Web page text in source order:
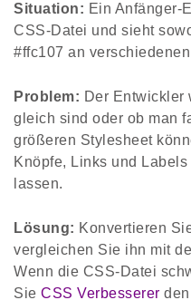
Situation: Ein Anfänger-
CSS-Datei und sieht
#ffc107 an
Problem: Der Entwickler
gleich sind oder ob man
größeren Stylesheet
Knöpfe, Links und
lassen.
Lösung: Konvertieren
vergleichen Sie ihn mit
Wenn die CSS-Datei
Sie CSS Verbesserer